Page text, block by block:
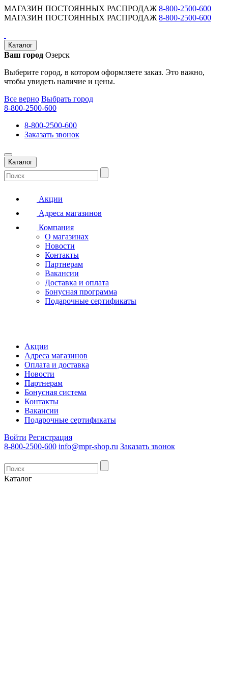
МАГАЗИН ПОСТОЯННЫХ РАСПРОДАЖ 8-800-2500-600
МАГАЗИН ПОСТОЯННЫХ РАСПРОДАЖ 8-800-2500-600
Каталог
Ваш город Озерск
Выберите город, в котором оформляете заказ. Это важно,
чтобы увидеть наличие и цены.
Все верно Выбрать город
8-800-2500-600
8-800-2500-600
Заказать звонок
Каталог
Акции
Адреса магазинов
Компания
О магазинах
Новости
Контакты
Партнерам
Вакансии
Доставка и оплата
Бонусная программа
Подарочные сертификаты
Акции
Адреса магазинов
Оплата и доставка
Новости
Партнерам
Бонусная система
Контакты
Вакансии
Подарочные сертификаты
Войти Регистрация
8-800-2500-600 info@mpr-shop.ru Заказать звонок
Каталог